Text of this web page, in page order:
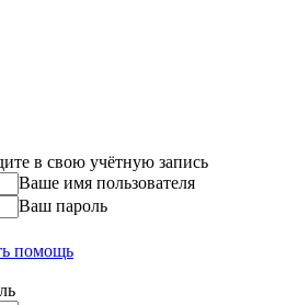
в свою учётную запись
Ваше имя пользователя
Ваш пароль
помощь